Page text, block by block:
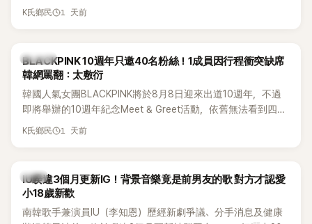
照，親自宣布即將步入婚姻，消息曝光後讓不少曾追看節目的
K氏鄉民 1 天前
K-POP
BLACKPINK 10週年只邀40名粉絲！1成員因行程衝突缺席
韓網罵翻：太敷衍
韓國人氣女團BLACKPINK將於8月8日迎來出道10週年，不過
即將舉辦的10週年紀念Meet & Greet活動，依舊無法看到四人
合體。根據韓媒《MyDaily》7日報導，當天將由Jisoo（智秀）、
K氏鄉民 1 天前
韓星
IU睽違3個月更新IG！背景音樂竟是前男友的歌 對方才認愛
小18歲新歡
南韓歌手兼演員IU（李知恩）歷經新劇爭議、分手消息及健康